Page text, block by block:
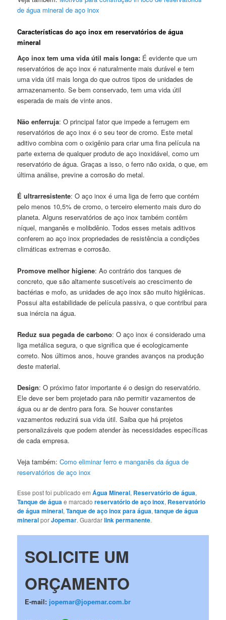
de água mineral de aço inox
Características do aço inox em reservatórios de água
mineral
Aço inox tem uma vida útil mais longa: É evidente que um
reservatórios de aço inox é naturalmente mais durável e tem
uma vida útil mais longa do que outros tipos de unidades de
armazenamento. Se bem conservado, tem uma vida útil
esperada de mais de vinte anos.
Não enferruja: O principal fator que impede a ferrugem em
reservatórios de aço inox é o seu teor de cromo. Este metal
aditivo combina com o oxigênio para criar uma fina película na
parte externa de qualquer produto de aço inoxidável, como um
reservatório de água. Graças a isso, o ferro não oxida, o que, em
última análise, previne a corrosão do metal.
É ultrarresistente: O aço inox é uma liga de ferro que contém
pelo menos 10,5% de cromo, o terceiro elemento mais duro do
planeta. Alguns reservatórios de aço inox também contêm
níquel, manganês e molibdênio. Todos esses metais aditivos
conferem ao aço inox propriedades de resistência a condições
climáticas extremas e corrosão.
Promove melhor higiene: Ao contrário dos tanques de
concreto, que são altamente suscetíveis ao crescimento de
bactérias e mofo, as unidades de aço inox são muito higiênicas.
Possui alta estabilidade de película passiva, o que contribui para
sua inércia na água.
Reduz sua pegada de carbono: O aço inox é considerado uma
liga metálica segura, o que significa que é ecologicamente
correto. Nos últimos anos, houve grandes avanços na produção
deste material.
Design: O próximo fator importante é o design do reservatório.
Ele deve ser bem projetado para não permitir vazamentos de
água ou ar de dentro para fora. Se houver constantes
vazamentos reduzirá sua vida útil. Saiba que há projetos
personalizáveis ​​que podem atender às necessidades específicas
de cada empresa.
Veja também:Como eliminar ferro e manganês da água de
reservatórios de aço inox
Esse post foi publicado emÁgua Mineral, Reservatório de água,
Tanque de águae marcadoreservatório de aço inox, Reservatório
de água mineral,Tanque de aço inox para água,tanque de água
mineralporJopemar. Guardarlink permanente.
SOLICITE UM
ORÇAMENTO
E-mail: jopemar@jopemar.com.br